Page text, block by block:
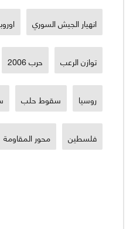
انهيار الجيش السوري
توازن الرعب حرب 2006
روسيا سقوط حلب
فلسطين محور المقاومة